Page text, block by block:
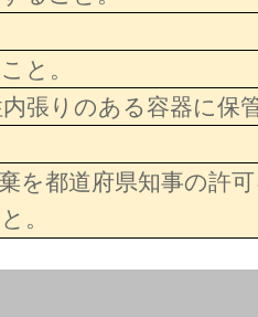
と。
張りのある容器に保
を都道府県知事の許
。